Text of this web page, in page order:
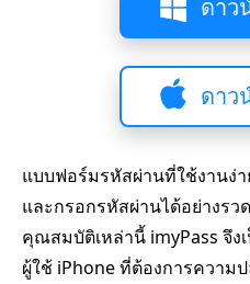
ดาว
ดาว
แบบฟอร์มรหัสผ่านที่ใช้งานง่
และกรอกรหัสผ่านได้อย่างรว
คุณสมบัติเหล่านี้ imyPass จึง
ผู้ใช้ iPhone ที่ต้องการความ